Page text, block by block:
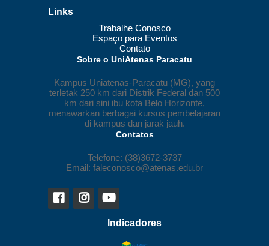
Links
Trabalhe Conosco
Espaço para Eventos
Contato
Sobre o UniAtenas Paracatu
Kampus Uniatenas-Paracatu (MG), yang
terletak 250 km dari Distrik Federal dan 500
km dari sini ibu kota Belo Horizonte,
menawarkan berbagai kursus pembelajaran
di kampus dan jarak jauh.
Contatos
Telefone: (38)3672-3737
Email: faleconosco@atenas.edu.br
Indicadores